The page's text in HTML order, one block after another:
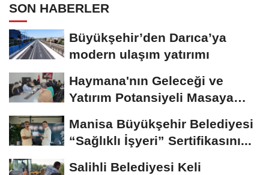
SON HABERLER
Büyükşehir’den Darıca’ya
modern ulaşım yatırımı
Haymana'nın Geleceği ve
Yatırım Potansiyeli Masaya
Manisa Büyükşehir Belediyesi
“Sağlıklı İşyeri” Sertifikasını...
Salihli Belediyesi Keli